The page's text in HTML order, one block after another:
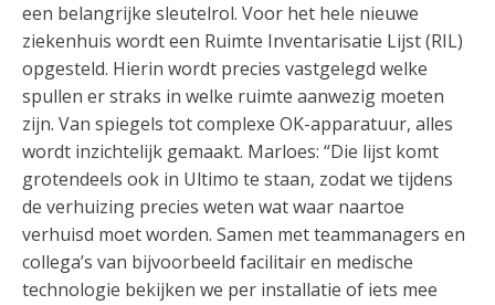
een belangrijke sleutelrol. Voor het hele nieuwe
ziekenhuis wordt een Ruimte Inventarisatie Lijst (RIL)
opgesteld. Hierin wordt precies vastgelegd welke
spullen er straks in welke ruimte aanwezig moeten
zijn. Van spiegels tot complexe OK-apparatuur, alles
wordt inzichtelijk gemaakt. Marloes: “Die lijst komt
grotendeels ook in Ultimo te staan, zodat we tijdens
de verhuizing precies weten wat waar naartoe
verhuisd moet worden. Samen met teammanagers en
collega’s van bijvoorbeeld facilitair en medische
technologie bekijken we per installatie of iets mee